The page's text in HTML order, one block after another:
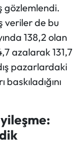
gözlemlendi.
veriler de bu
138,2 olan
azalarak 131,7
pazarlardaki